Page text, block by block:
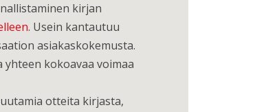
kirjan
. Usein kantautuu
asiakaskokemusta.
kokoavaa voimaa
otteita kirjasta,